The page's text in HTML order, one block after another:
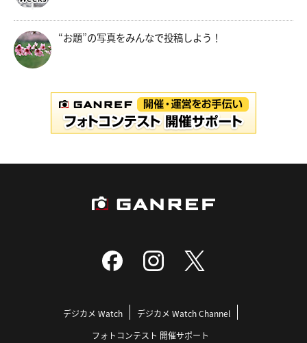
“お題”の写真をみんなで投稿しよう！
デジカメ Watch
デジカメ Watch Channel
フォトコンテスト 開催サポート